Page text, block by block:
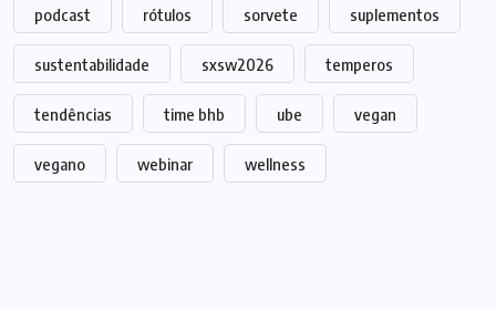
podcast rótulos sorvete suplementos
sustentabilidade sxsw2026 temperos
tendências time bhb ube vegan
vegano webinar wellness